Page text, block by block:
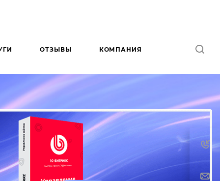
ОТЗЫВЫ КОМПАНИЯ